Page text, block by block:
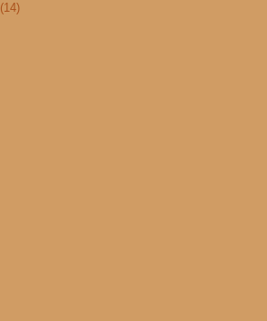
(14)